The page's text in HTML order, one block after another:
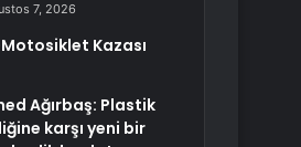
7, 2026
Kazası
Ağırbaş: Plastik
karşı yeni bir